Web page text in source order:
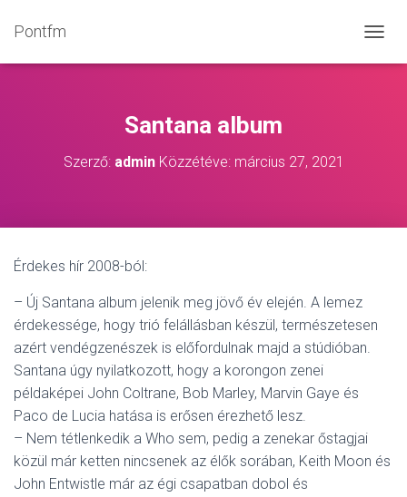
Pontfm
A
A
A
Santana album
Szerző: adminKözzétéve: március 27, 2021
Érdekes hír 2008-ból:
– Új Santana album jelenik meg jövő év elején. A lemez
érdekessége, hogy trió felállásban készül, természetesen
azért vendégzenészek is előfordulnak majd a stúdióban.
Santana úgy nyilatkozott, hogy a korongon zenei
példaképei John Coltrane, Bob Marley, Marvin Gaye és
Paco de Lucia hatása is erősen érezhető lesz.
– Nem tétlenkedik a Who sem, pedig a zenekar őstagjai
közül már ketten nincsenek az élők sorában, Keith Moon és
John Entwistle már az égi csapatban dobol és